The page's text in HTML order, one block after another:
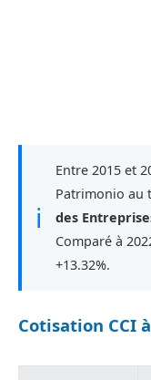
ℹ
Entre 2015 et
Patrimonio au
des
Comparé à
+13.32%.
Cotisation CCI